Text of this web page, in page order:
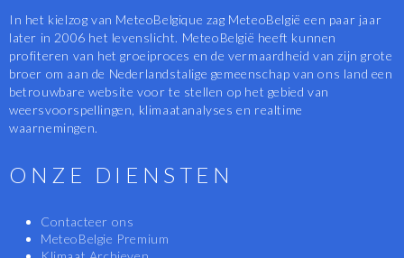
In het kielzog van MeteoBelgique zag MeteoBelgië een paar jaar
later in 2006 het levenslicht. MeteoBelgië heeft kunnen
profiteren van het groeiproces en de vermaardheid van zijn grote
broer om aan de Nederlandstalige gemeenschap van ons land een
betrouwbare website voor te stellen op het gebied van
weersvoorspellingen, klimaatanalyses en realtime
waarnemingen.
ONZE DIENSTEN
Contacteer ons
MeteoBelgie Premium